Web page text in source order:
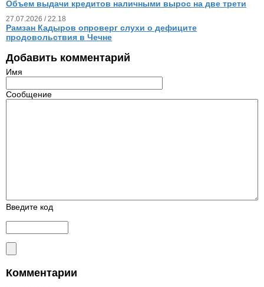
Объем выдачи кредитов наличными вырос на две трети
27.07.2026 / 22.18
Рамзан Кадыров опроверг слухи о дефиците
продовольствия в Чечне
Добавить комментарий
Имя
Сообщение
Введите код
Комментарии